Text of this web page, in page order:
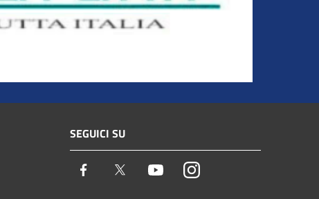
SEGUICI SU
Facebook Twitter YoutubeInstagram